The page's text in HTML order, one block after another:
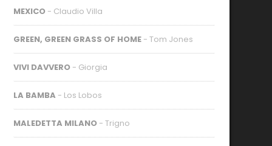
MEXICO - Claudio Villa
GREEN, GREEN GRASS OF HOME - Tom Jones
VIVI DAVVERO - Giorgia
LA BAMBA - Los Lobos
MALEDETTA MILANO - Trigno